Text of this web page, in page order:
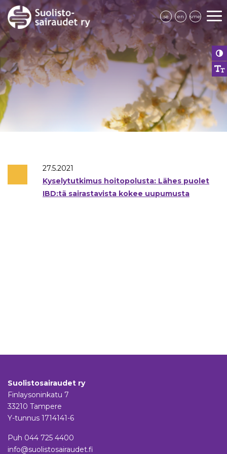
se en sme
27.5.2021
Kyselytutkimus hoitopolusta: Lähes puolet
IBD:tä sairastavista kokee uupumusta
Suolistosairaudet ry
Finlaysoninkatu 7
33210 Tampere
Y-tunnus 1714141-6
Puh 044 725 4400
info@suolistosairaudet.fi